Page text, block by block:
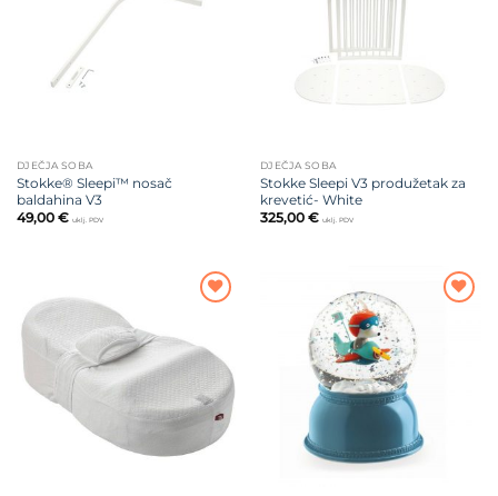
želja
DJEČJA SOBA
Stokke® Sleepi™ nosač
baldahina V3
49,00 € uklj. PDV
DJEČJA SOBA
Stokke Sleepi V3 produžetak za
krevetić- White
325,00 € uklj. PDV
želja